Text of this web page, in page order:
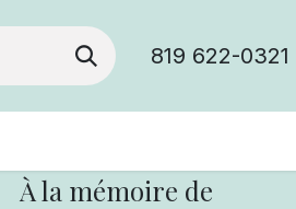
819 622-0321
À la mémoire de